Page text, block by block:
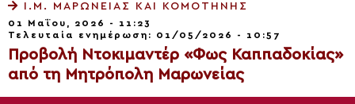
Ι.Μ. ΜΑΡΩΝΕΊΑΣ ΚΑΙ ΚΟΜΟΤΗΝΉΣ
01 Μαΐου, 2026 - 11:23
Τελευταία ενημέρωση: 01/05/2026 - 10:57
Προβολή Ντοκιμαντέρ «Φως Καππαδοκίας»
από τη Μητρόπολη Μαρωνείας